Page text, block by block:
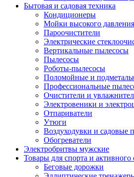
Бытовая и садовая техника
Кондиционеры
Мойки высокого давления
Пароочистители
Электрические
Вертикальные пылесосы
Пылесосы
Роботы-пылесосы
Поломойные и
Профессиональные
Очистители и
Электровеники и
Отпариватели
Утюги
Воздуходувки и садовые
Обогреватели
Электробритвы мужские
Товары для спорта и активного
Беговые дорожки